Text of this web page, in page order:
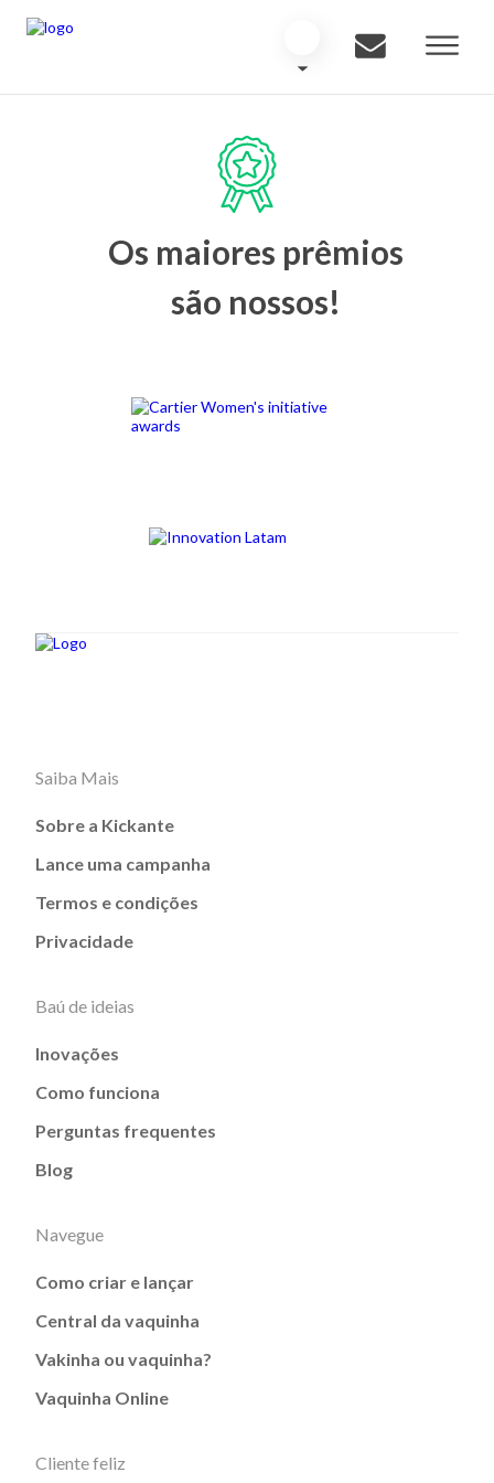
Os maiores prêmios
são nossos!
Saiba Mais
Sobre a Kickante
Lance uma campanha
Termos e condições
Privacidade
Baú de ideias
Inovações
Como funciona
Perguntas frequentes
Blog
Navegue
Como criar e lançar
Central da vaquinha
Vakinha ou vaquinha?
Vaquinha Online
Cliente feliz